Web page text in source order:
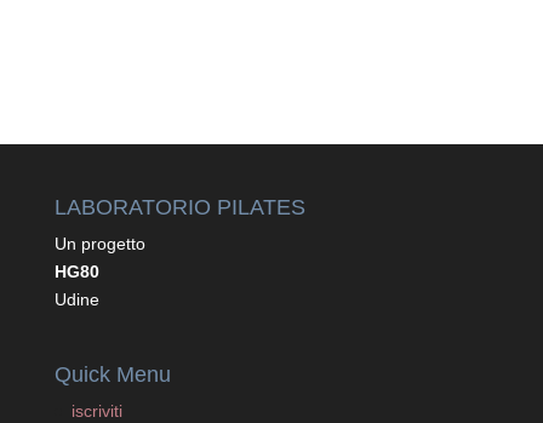
LABORATORIO PILATES
Un progetto
HG80
Udine
Quick Menu
iscriviti